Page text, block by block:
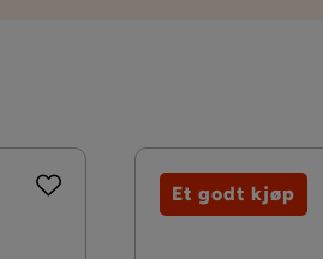
Et godt kjøp